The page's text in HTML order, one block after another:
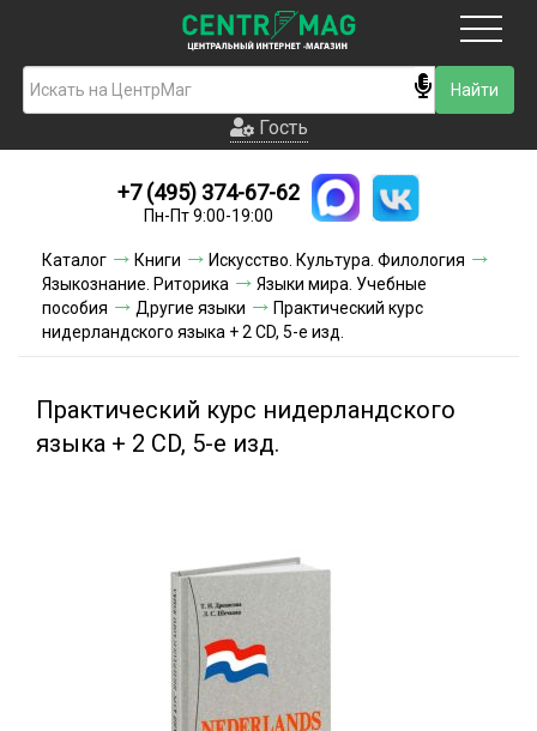
Гость
Новинки
Условия доставки
Условия оплаты
Акции и скидки
Гость
+7 (495) 374-67-62
Пн-Пт 9:00-19:00
Каталог Книги
Искусство. Культура. Филология
Языкознание. Риторика
Языки мира. Учебные
пособия
Другие языки
Практический курс
нидерландского языка + 2 CD, 5-е изд.
Практический курс нидерландского
языка + 2 CD, 5-е изд.